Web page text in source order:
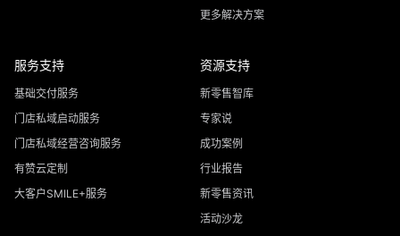
更多解决方案
服务支持
基础交付服务
门店私域启动服务
门店私域经营咨询服务
有赞云定制
大客户SMILE+服务
资源支持
新零售智库
专家说
成功案例
行业报告
新零售资讯
活动沙龙